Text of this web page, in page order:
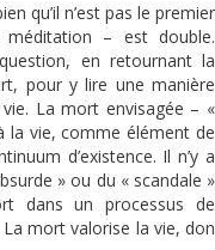
qu’il n’est pas le premier
– est double.
en retournant la
pour y lire une manière
vie. La mort envisagée – «
la vie, comme élément de
d’existence. Il n’y a
» ou du « scandale »
dans un processus de
mort valorise la vie, don